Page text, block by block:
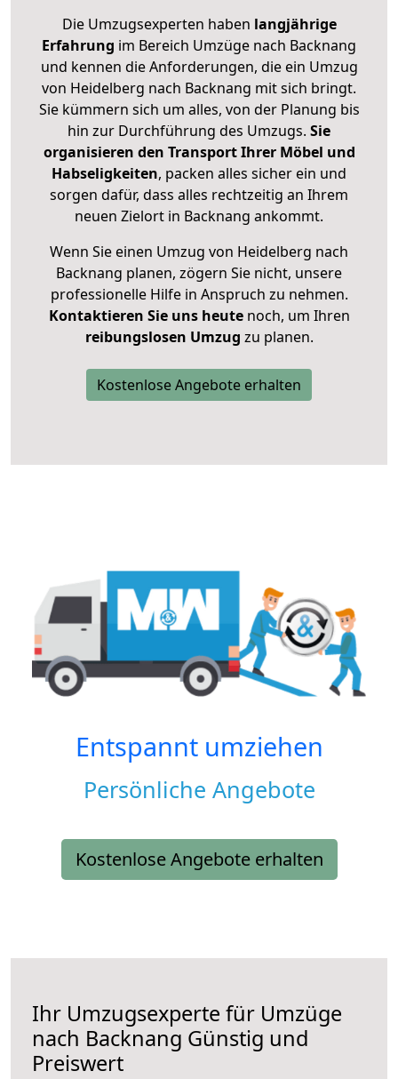
Die Umzugsexperten haben langjährige
Erfahrung im Bereich Umzüge nach Backnang
und kennen die Anforderungen, die ein Umzug
von Heidelberg nach Backnang mit sich bringt.
Sie kümmern sich um alles, von der Planung bis
hin zur Durchführung des Umzugs. Sie
organisieren den Transport Ihrer Möbel und
Habseligkeiten, packen alles sicher ein und
sorgen dafür, dass alles rechtzeitig an Ihrem
neuen Zielort in Backnang ankommt.
Wenn Sie einen Umzug von Heidelberg nach
Backnang planen, zögern Sie nicht, unsere
professionelle Hilfe in Anspruch zu nehmen.
Kontaktieren Sie uns heutenoch, um Ihren
reibungslosen Umzug zu planen.
Kostenlose Angebote erhalten
Entspannt umziehen
Persönliche Angebote
Kostenlose Angebote erhalten
Ihr Umzugsexperte für Umzüge
nach Backnang Günstig und
Preiswert